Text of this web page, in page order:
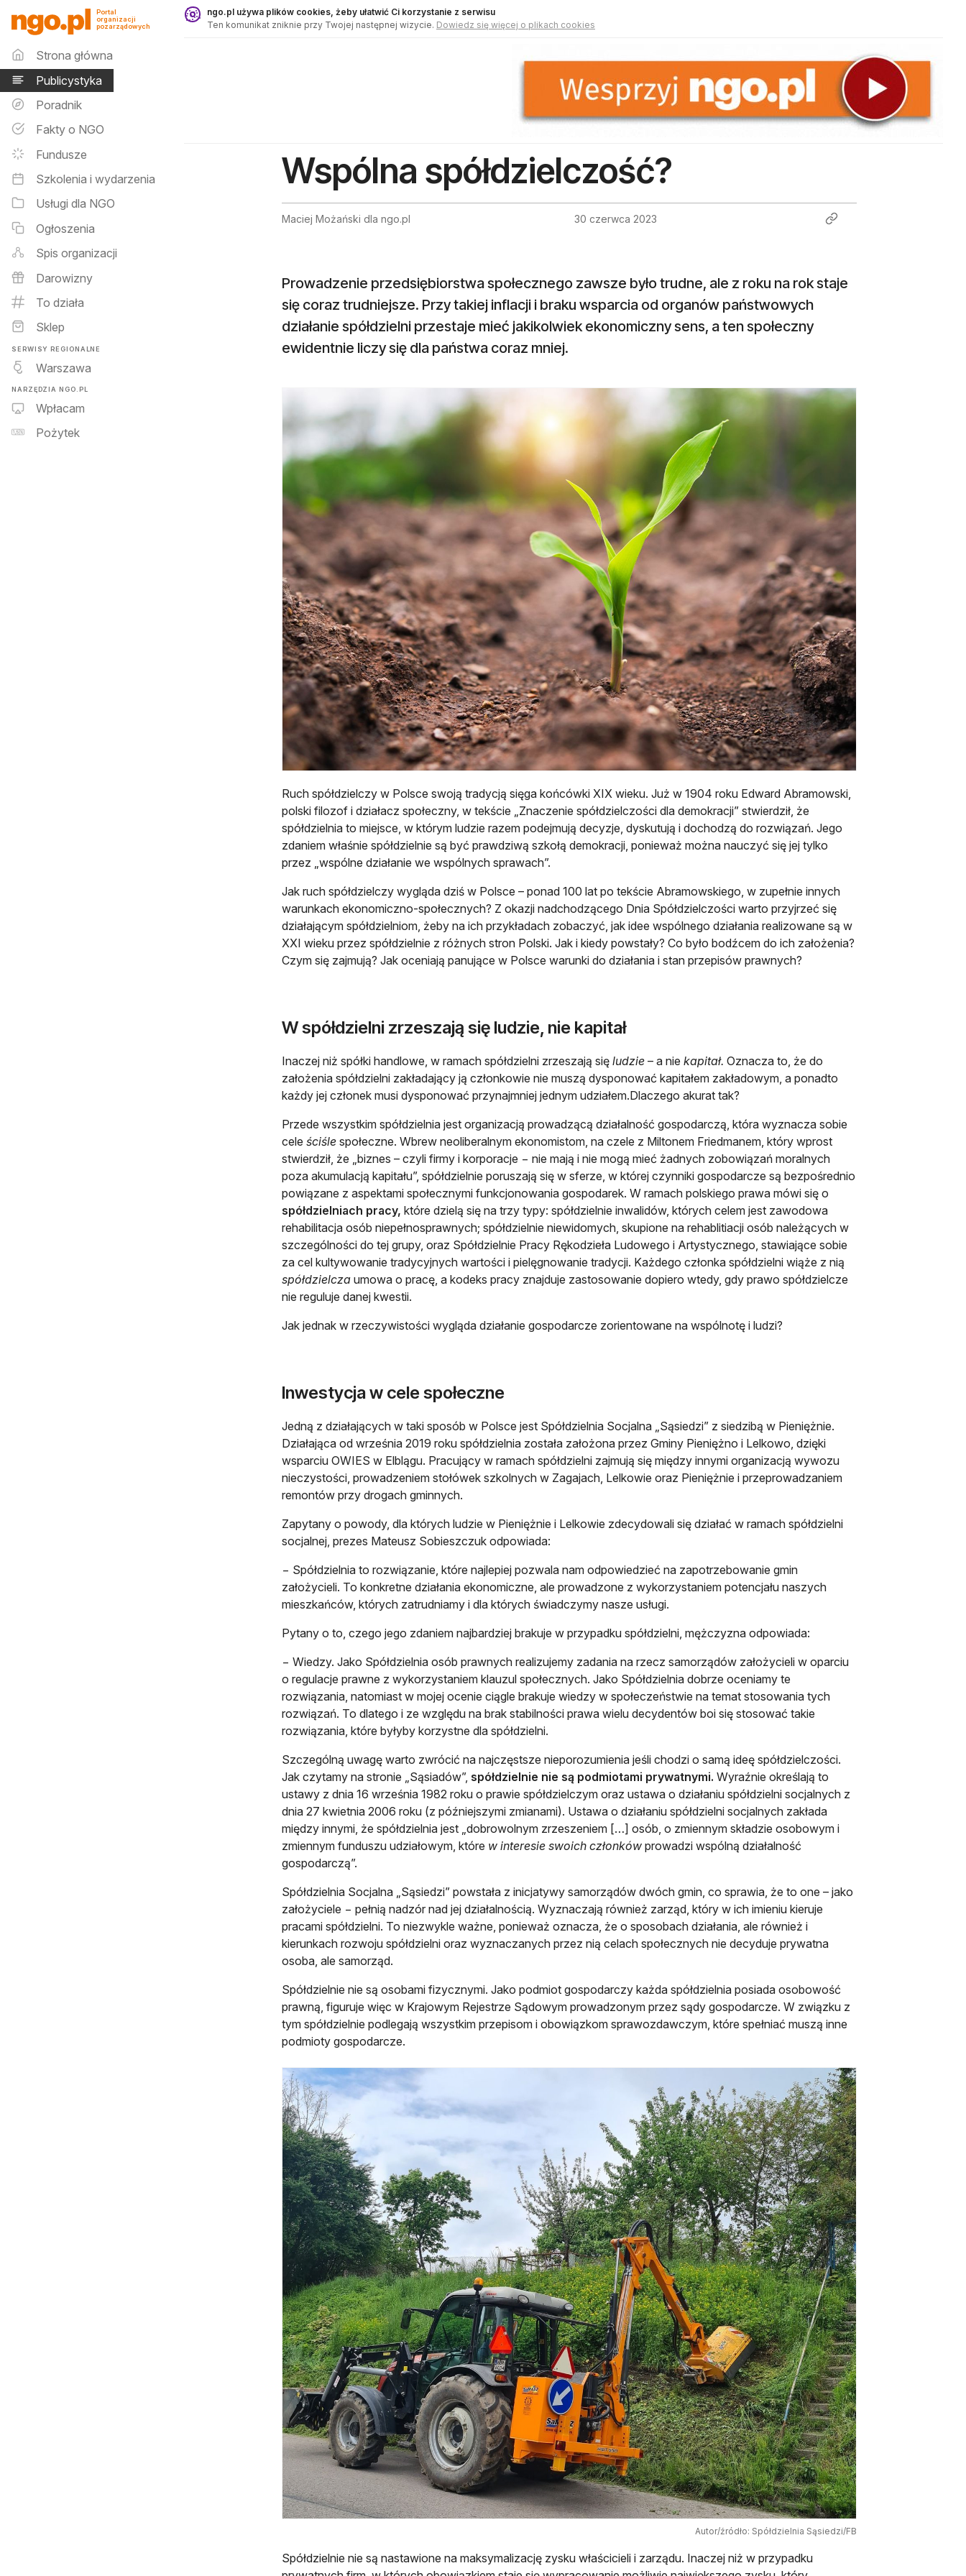
Publicystyka - ngo.pl
Portal
organizacji
pozarządowych
Menu główne
Strona główna
Publicystyka
Poradnik
Fakty o NGO
Fundusze
Szkolenia i wydarzenia
Usługi dla NGO
Ogłoszenia
Spis organizacji
Darowizny
To działa
Sklep
SERWISY REGIONALNE
Warszawa
NARZĘDZIA NGO.PL
Wpłacam
Pożytek
ngo.pl używa plików cookies, żeby ułatwić Ci korzystanie z serwisu
Ten komunikat zniknie przy Twojej następnej wizycie. Dowiedz się więcej o plikach cookies
Wspólna spółdzielczość?
Maciej Możański dla ngo.pl 30 czerwca 2023
Prowadzenie przedsiębiorstwa społecznego zawsze było trudne, ale z roku na rok staje
się coraz trudniejsze. Przy takiej inflacji i braku wsparcia od organów państwowych
działanie spółdzielni przestaje mieć jakikolwiek ekonomiczny sens, a ten społeczny
ewidentnie liczy się dla państwa coraz mniej.
Ruch spółdzielczy w Polsce swoją tradycją sięga końcówki XIX wieku. Już w 1904 roku Edward Abramowski,
polski filozof i działacz społeczny, w tekście „Znaczenie spółdzielczości dla demokracji” stwierdził, że
spółdzielnia to miejsce, w którym ludzie razem podejmują decyzje, dyskutują i dochodzą do rozwiązań. Jego
zdaniem właśnie spółdzielnie są być prawdziwą szkołą demokracji, ponieważ można nauczyć się jej tylko
przez „wspólne działanie we wspólnych sprawach”.
Jak ruch spółdzielczy wygląda dziś w Polsce – ponad 100 lat po tekście Abramowskiego, w zupełnie innych
warunkach ekonomiczno-społecznych? Z okazji nadchodzącego Dnia Spółdzielczości warto przyjrzeć się
działającym spółdzielniom, żeby na ich przykładach zobaczyć, jak idee wspólnego działania realizowane są w
XXI wieku przez spółdzielnie z różnych stron Polski. Jak i kiedy powstały? Co było bodźcem do ich założenia?
Czym się zajmują? Jak oceniają panujące w Polsce warunki do działania i stan przepisów prawnych?
W spółdzielni zrzeszają się ludzie, nie kapitał
Inaczej niż spółki handlowe, w ramach spółdzielni zrzeszają się ludzie – a nie kapitał. Oznacza to, że do
założenia spółdzielni zakładający ją członkowie nie muszą dysponować kapitałem zakładowym, a ponadto
każdy jej członek musi dysponować przynajmniej jednym udziałem.Dlaczego akurat tak?
Przede wszystkim spółdzielnia jest organizacją prowadzącą działalność gospodarczą, która wyznacza sobie
cele ściśle społeczne. Wbrew neoliberalnym ekonomistom, na czele z Miltonem Friedmanem, który wprost
stwierdził, że „biznes – czyli firmy i korporacje − nie mają i nie mogą mieć żadnych zobowiązań moralnych
poza akumulacją kapitału”, spółdzielnie poruszają się w sferze, w której czynniki gospodarcze są bezpośrednio
powiązane z aspektami społecznymi funkcjonowania gospodarek. W ramach polskiego prawa mówi się o
spółdzielniach pracy, które dzielą się na trzy typy: spółdzielnie inwalidów, których celem jest zawodowa
rehabilitacja osób niepełnosprawnych; spółdzielnie niewidomych, skupione na rehablitiacji osób należących w
szczególności do tej grupy, oraz Spółdzielnie Pracy Rękodzieła Ludowego i Artystycznego, stawiające sobie
za cel kultywowanie tradycyjnych wartości i pielęgnowanie tradycji. Każdego członka spółdzielni wiąże z nią
spółdzielcza umowa o pracę, a kodeks pracy znajduje zastosowanie dopiero wtedy, gdy prawo spółdzielcze
nie reguluje danej kwestii.
Jak jednak w rzeczywistości wygląda działanie gospodarcze zorientowane na wspólnotę i ludzi?
Inwestycja w cele społeczne
Jedną z działających w taki sposób w Polsce jest Spółdzielnia Socjalna „Sąsiedzi” z siedzibą w Pieniężnie.
Działająca od września 2019 roku spółdzielnia została założona przez Gminy Pieniężno i Lelkowo, dzięki
wsparciu OWIES w Elblągu. Pracujący w ramach spółdzielni zajmują się między innymi organizacją wywozu
nieczystości, prowadzeniem stołówek szkolnych w Zagajach, Lelkowie oraz Pieniężnie i przeprowadzaniem
remontów przy drogach gminnych.
Zapytany o powody, dla których ludzie w Pieniężnie i Lelkowie zdecydowali się działać w ramach spółdzielni
socjalnej, prezes Mateusz Sobieszczuk odpowiada:
− Spółdzielnia to rozwiązanie, które najlepiej pozwala nam odpowiedzieć na zapotrzebowanie gmin
założycieli. To konkretne działania ekonomiczne, ale prowadzone z wykorzystaniem potencjału naszych
mieszkańców, których zatrudniamy i dla których świadczymy nasze usługi.
Pytany o to, czego jego zdaniem najbardziej brakuje w przypadku spółdzielni, mężczyzna odpowiada:
− Wiedzy. Jako Spółdzielnia osób prawnych realizujemy zadania na rzecz samorządów założycieli w oparciu
o regulacje prawne z wykorzystaniem klauzul społecznych. Jako Spółdzielnia dobrze oceniamy te
rozwiązania, natomiast w mojej ocenie ciągle brakuje wiedzy w społeczeństwie na temat stosowania tych
rozwiązań. To dlatego i ze względu na brak stabilności prawa wielu decydentów boi się stosować takie
rozwiązania, które byłyby korzystne dla spółdzielni.
Szczególną uwagę warto zwrócić na najczęstsze nieporozumienia jeśli chodzi o samą ideę spółdzielczości.
Jak czytamy na stronie „Sąsiadów”, spółdzielnie nie są podmiotami prywatnymi. Wyraźnie określają to
ustawy z dnia 16 września 1982 roku o prawie spółdzielczym oraz ustawa o działaniu spółdzielni socjalnych z
dnia 27 kwietnia 2006 roku (z późniejszymi zmianami). Ustawa o działaniu spółdzielni socjalnych zakłada
między innymi, że spółdzielnia jest „dobrowolnym zrzeszeniem […] osób, o zmiennym składzie osobowym i
zmiennym funduszu udziałowym, które w interesie swoich członków prowadzi wspólną działalność
gospodarczą”.
Spółdzielnia Socjalna „Sąsiedzi” powstała z inicjatywy samorządów dwóch gmin, co sprawia, że to one – jako
założyciele − pełnią nadzór nad jej działalnością. Wyznaczają również zarząd, który w ich imieniu kieruje
pracami spółdzielni. To niezwykle ważne, ponieważ oznacza, że o sposobach działania, ale również i
kierunkach rozwoju spółdzielni oraz wyznaczanych przez nią celach społecznych nie decyduje prywatna
osoba, ale samorząd.
Spółdzielnie nie są osobami fizycznymi. Jako podmiot gospodarczy każda spółdzielnia posiada osobowość
prawną, figuruje więc w Krajowym Rejestrze Sądowym prowadzonym przez sądy gospodarcze. W związku z
tym spółdzielnie podlegają wszystkim przepisom i obowiązkom sprawozdawczym, które spełniać muszą inne
podmioty gospodarcze.
Autor/źródło: Spółdzielnia Sąsiedzi/FB
Spółdzielnie nie są nastawione na maksymalizację zysku właścicieli i zarządu. Inaczej niż w przypadku